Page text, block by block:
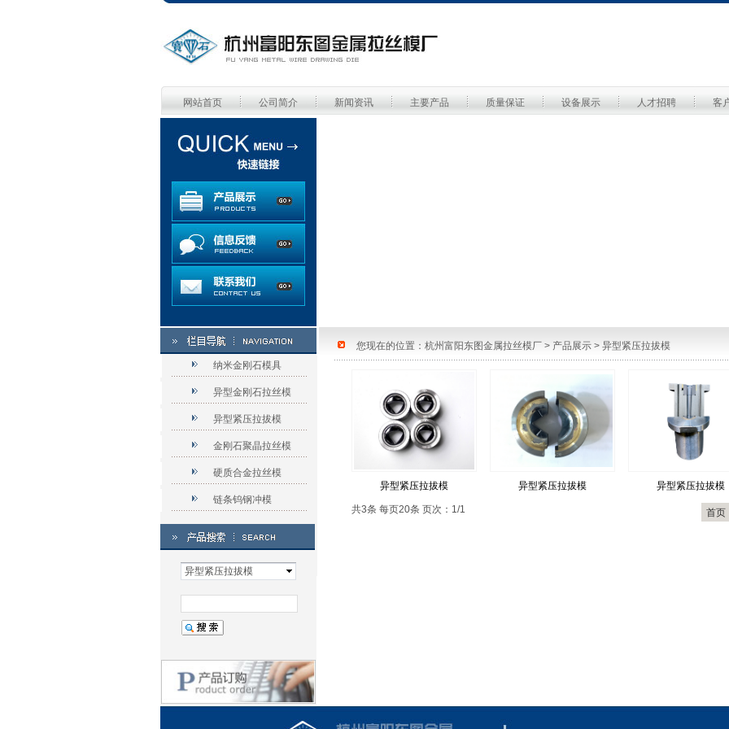
网站首页 公司简介 新闻资讯 主要产品 质量保证 设备展示 人才招聘 客
您现在的位置： 杭州富阳东图金属拉丝模厂 > 产品展示 > 异型紧压拉拔模
异型紧压拉拔模
异型紧压拉拔模 异型紧压拉拔模 异型紧压拉拔模
共3条 每页20条 页次：1/1 首页
纳米金刚石模具
异型金刚石拉丝模
异型紧压拉拔模
金刚石聚晶拉丝模
硬质合金拉丝模
链条钨钢冲模